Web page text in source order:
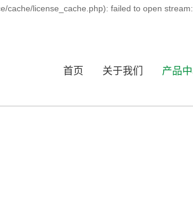
cache/license_cache.php): failed to open
首页 关于我们 产品